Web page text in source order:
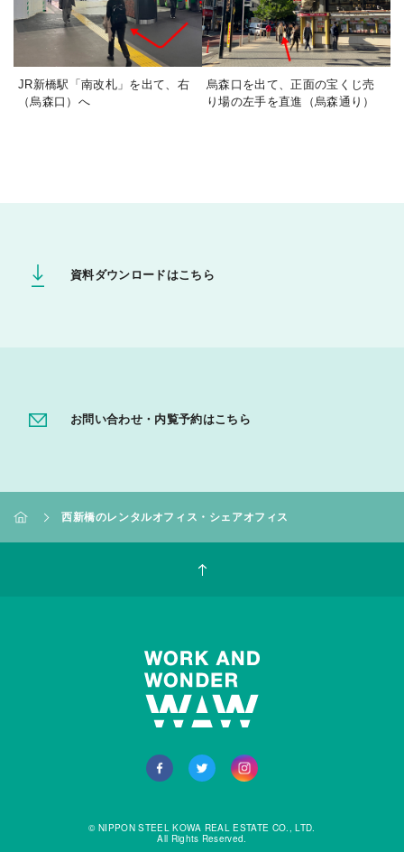
JR新橋駅「南改札」を出て、右
（烏森口）へ
烏森口を出て、正面の宝くじ売
り場の左手を直進（烏森通り）
資料ダウンロードはこちら
お問い合わせ・内覧予約はこちら
西新橋のレンタルオフィス・シェアオフィス
© NIPPON STEEL KOWA REAL ESTATE CO., LTD.
All Rights Reserved.